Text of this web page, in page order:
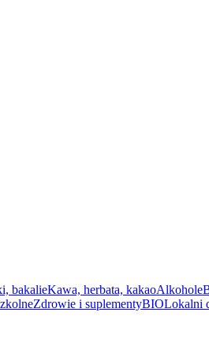
bakalieKawa, herbata, kakaoAlkohole
Zdrowie i suplementyBIOLokalni